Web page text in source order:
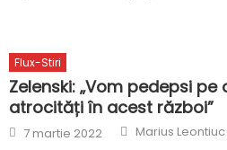
Flux-Stiri
Zelenski: „Vom pedepsi
atrocități în acest război”
Posted
on
7 martie 2022 Author
Marius Leontiuc